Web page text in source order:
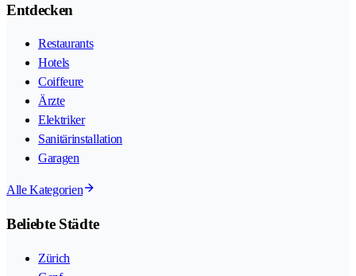
Entdecken
Restaurants
Hotels
Coiffeure
Ärzte
Elektriker
Sanitärinstallation
Garagen
Alle Kategorien
Beliebte Städte
Zürich